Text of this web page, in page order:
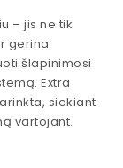
– jis ne tik
gerina
šlapinimosi
Extra
siekiant
vartojant.